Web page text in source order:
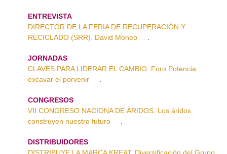
ENTREVISTA
DIRECTOR DE LA FERIA DE RECUPERACIÓN Y
RECICLADO (SRR). David Moneo
JORNADAS
CLAVES PARA LIDERAR EL CAMBIO. Foro Potencia:
excavar el porvenir
CONGRESOS
VII CONGRESO NACIONA DE ÁRIDOS. Los áridos
construyen nuestro futuro
DISTRIBUIDORES
DISTRIBUYE LA MARCA KREAT. Diversificación del Grupo